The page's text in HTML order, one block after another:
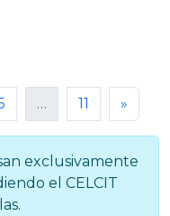
… 11 »
exclusivamente
el CELCIT